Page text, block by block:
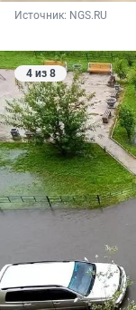
Источник: NGS.RU
4 из 8